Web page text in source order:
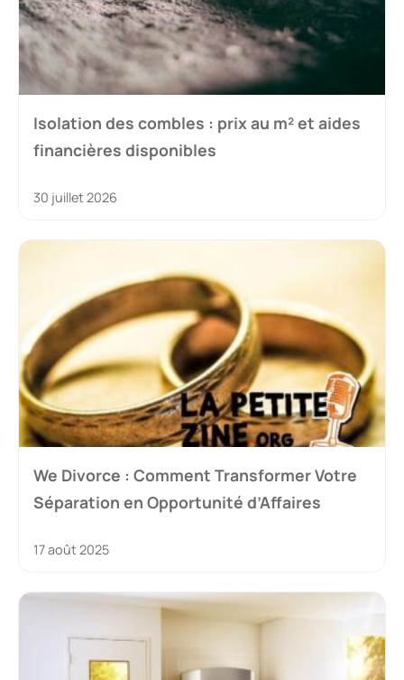
Isolation des combles : prix au m² et aides
financières disponibles
30 juillet 2026
We Divorce : Comment Transformer Votre
Séparation en Opportunité d’Affaires
17 août 2025